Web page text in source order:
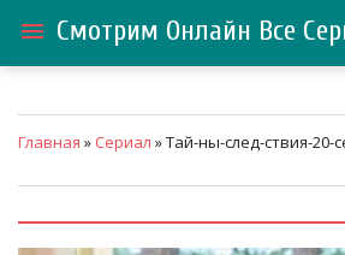
menu Смотрим Онлайн Все
Главная » Сериал » Тай-ны-след-ствия-20-